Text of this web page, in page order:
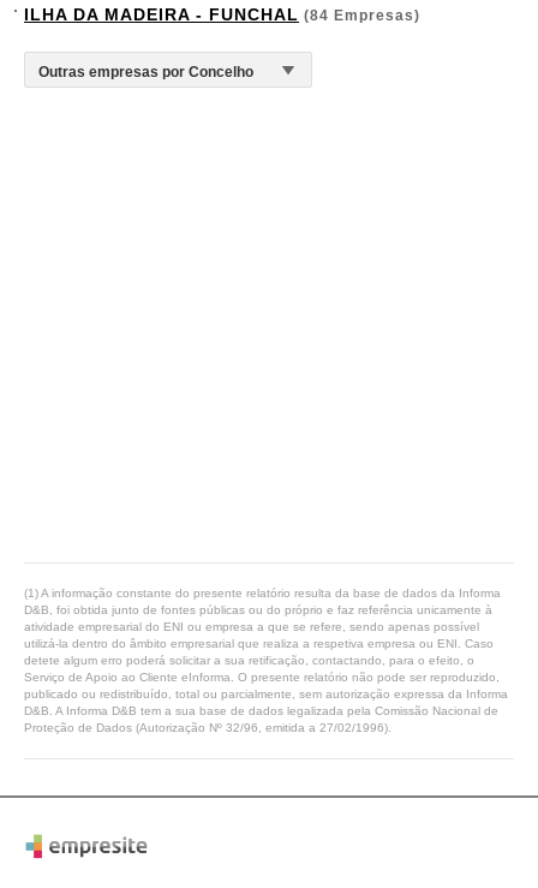
ILHA DA MADEIRA - FUNCHAL (84 Empresas)
(1) A informação constante do presente relatório resulta da base de dados da Informa
D&B, foi obtida junto de fontes públicas ou do próprio e faz referência unicamente à
atividade empresarial do ENI ou empresa a que se refere, sendo apenas possível
utilizá-la dentro do âmbito empresarial que realiza a respetiva empresa ou ENI. Caso
detete algum erro poderá solicitar a sua retificação, contactando, para o efeito, o
Serviço de Apoio ao Cliente eInforma. O presente relatório não pode ser reproduzido,
publicado ou redistribuído, total ou parcialmente, sem autorização expressa da Informa
D&B. A Informa D&B tem a sua base de dados legalizada pela Comissão Nacional de
Proteção de Dados (Autorização Nº 32/96, emitida a 27/02/1996).